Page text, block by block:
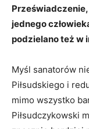
jednego
podzielano też w
Myśl sanatorów
Piłsudskiego i
mimo wszystko
Piłsudczykowski